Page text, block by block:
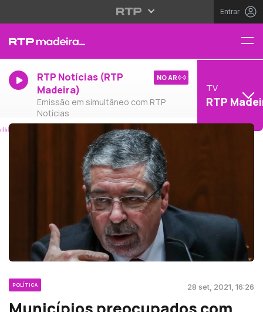
Entrar
RTP Notícias (RTP
Madeira)
Emissão em simultâneo com RTP
Notícias
NO AR
TV
RTP
POLÍTICA 28 set, 2021, 16:26